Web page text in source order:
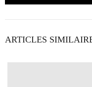
ARTICLES